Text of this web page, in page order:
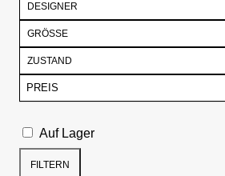
DESIGNER
GRÖSSE
ZUSTAND
PREIS
Auf Lager
FILTERN